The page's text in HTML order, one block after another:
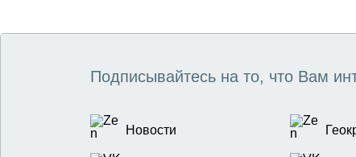
Подписывайтесь на то, что Вам
Новости